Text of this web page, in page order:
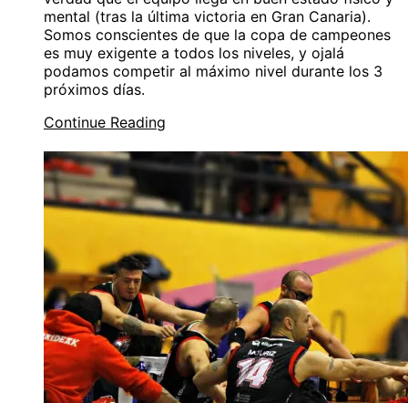
mental (tras la última victoria en Gran Canaria).
Somos conscientes de que la copa de campeones
es muy exigente a todos los niveles, y ojalá
podamos competir al máximo nivel durante los 3
próximos días.
Continue Reading